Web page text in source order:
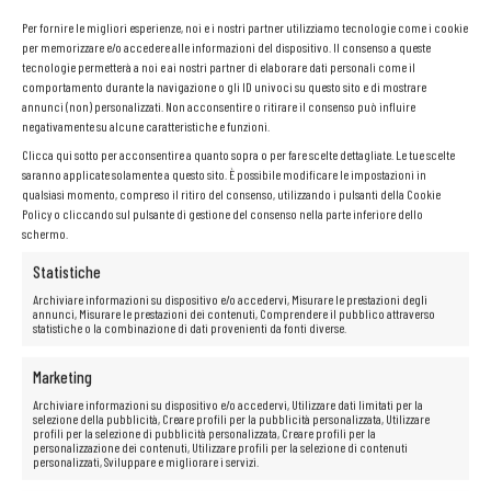
Per fornire le migliori esperienze, noi e i nostri partner utilizziamo tecnologie come i cookie
per memorizzare e/o accedere alle informazioni del dispositivo. Il consenso a queste
tecnologie permetterà a noi e ai nostri partner di elaborare dati personali come il
comportamento durante la navigazione o gli ID univoci su questo sito e di mostrare
annunci (non) personalizzati. Non acconsentire o ritirare il consenso può influire
negativamente su alcune caratteristiche e funzioni.
Clicca qui sotto per acconsentire a quanto sopra o per fare scelte dettagliate. Le tue scelte
saranno applicate solamente a questo sito. È possibile modificare le impostazioni in
qualsiasi momento, compreso il ritiro del consenso, utilizzando i pulsanti della Cookie
Policy o cliccando sul pulsante di gestione del consenso nella parte inferiore dello
schermo.
Statistiche
Archiviare informazioni su dispositivo e/o accedervi, Misurare le prestazioni degli
annunci, Misurare le prestazioni dei contenuti, Comprendere il pubblico attraverso
statistiche o la combinazione di dati provenienti da fonti diverse.
Marketing
Archiviare informazioni su dispositivo e/o accedervi, Utilizzare dati limitati per la
selezione della pubblicità, Creare profili per la pubblicità personalizzata, Utilizzare
profili per la selezione di pubblicità personalizzata, Creare profili per la
personalizzazione dei contenuti, Utilizzare profili per la selezione di contenuti
personalizzati, Sviluppare e migliorare i servizi.
Processore Intel Core i5-4460
richiedono un’elevata potenza di calcolo e un funzionamento fluido del
sistema. Grazie alla loro architettura avanzata, garantiscono prestazioni
dinamiche, avvio rapido delle applicazioni e passaggio senza problemi
ideali sia per le applicazioni d’ufficio che per lavorare con programmi
più esigenti. Inoltre, Intel Core i5 offre un’eccellente gestione dei
contenuti multimediali, garantendo una riproduzione fluida di film in
alta definizione e un intrattenimento confortevole.